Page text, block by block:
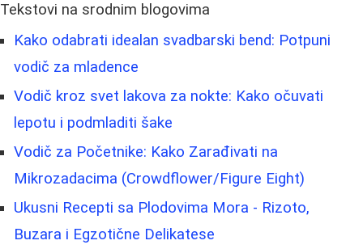
Tekstovi na srodnim blogovima
Kako odabrati idealan svadbarski bend: Potpuni
vodič za mladence
Vodič kroz svet lakova za nokte: Kako očuvati
lepotu i podmladiti šake
Vodič za Početnike: Kako Zarađivati na
Mikrozadacima (Crowdflower/Figure Eight)
Ukusni Recepti sa Plodovima Mora - Rizoto,
Buzara i Egzotične Delikatese